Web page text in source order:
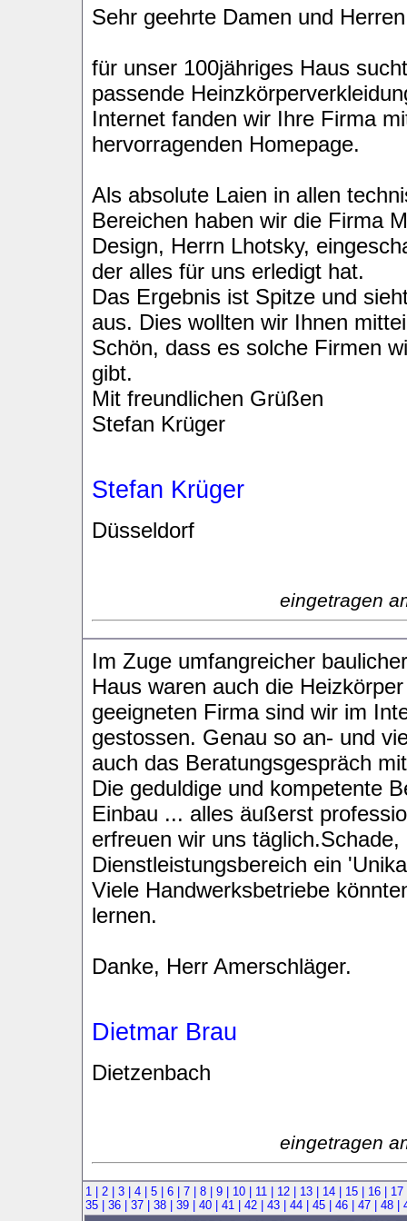
Sehr geehrte Damen und
für unser 100jähriges Haus
passende
Internet fanden wir Ihre Firma
hervorragenden Homepage.
Als absolute Laien in allen
Bereichen haben wir die Firma
Design, Herrn Lhotsky,
der alles für uns erledigt hat.
Das Ergebnis ist Spitze und
aus. Dies wollten wir Ihnen
Schön, dass es solche Firmen
gibt.
Mit freundlichen Grüßen
Stefan Krüger
Stefan Krüger
Düsseldorf
eingetragen
Im Zuge umfangreicher
Haus waren auch die
geeigneten Firma sind wir im
gestossen. Genau so an- und
auch das Beratungsgespräch
Die geduldige und kompetente
Einbau ... alles äußerst
erfreuen wir uns
Dienstleistungsbereich ein
Viele Handwerksbetriebe
lernen.
Danke, Herr Amerschläger.
Dietmar Brau
Dietzenbach
eingetragen
1 | 2 | 3 | 4 | 5 | 6 | 7 | 8 | 9 | 10 | 11 | 12 | 13 | 14 | 15 | 16 |
35 | 36 | 37 | 38 | 39 | 40 | 41 | 42 | 43 | 44 | 45 | 46 | 47 | 48 |